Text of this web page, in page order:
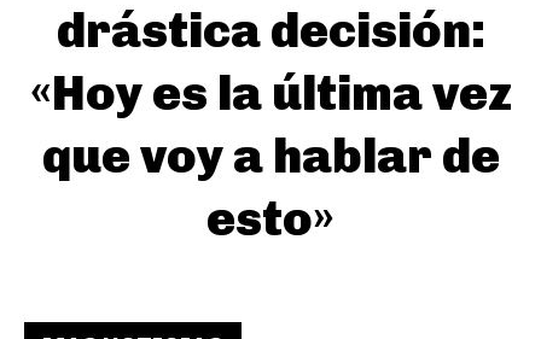
drástica decisión:
«Hoy es la última vez
que voy a hablar de
esto»